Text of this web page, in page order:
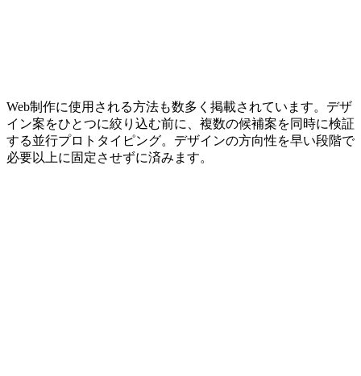
Web制作に使用される方法も数多く掲載されています。デザ
イン案をひとつに絞り込む前に、複数の候補案を同時に検証
する並行プロトタイピング。デザインの方向性を早い段階で
必要以上に固定させずに済みます。